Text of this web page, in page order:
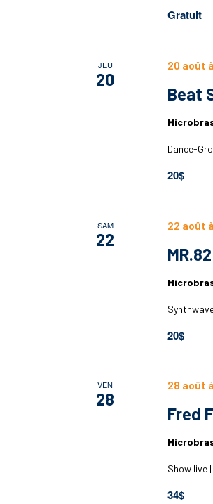
Gratuit
JEU
20
Beat
20 août
Dance-
20$
SAM
22
MR.82
22 août
20$
VEN
28
Fred
28 août
Show live
34$